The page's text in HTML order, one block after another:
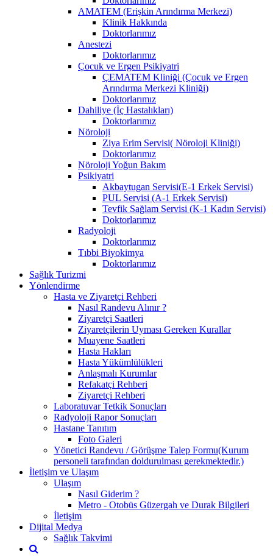
AMATEM (Erişkin Arındırma Merkezi)
Klinik Hakkında
Doktorlarımız
Anestezi
Doktorlarımız
Çocuk ve Ergen Psikiyatri
ÇEMATEM Kliniği (Çocuk ve Ergen
Arındırma Merkezi Kliniği)
Doktorlarımız
Dahiliye (İç Hastalıkları)
Doktorlarımız
Nöroloji
Ziya Erim Servisi( Nöroloji Kliniği)
Doktorlarımız
Nöroloji Yoğun Bakım
Psikiyatri
Akbaytugan Servisi(E-1 Erkek Servisi)
PUL Servisi (A-1 Erkek Servisi)
Tevfik Sağlam Servisi (K-1 Kadın Servisi)
Doktorlarımız
Radyoloji
Doktorlarımız
Tıbbi Biyokimya
Doktorlarımız
Sağlık Turizmi
Yönlendirme
Hasta ve Ziyaretçi Rehberi
Nasıl Randevu Alınır ?
Ziyaretçi Saatleri
Ziyaretçilerin Uyması Gereken Kurallar
Muayene Saatleri
Hasta Hakları
Hasta Yükümlülükleri
Anlaşmalı Kurumlar
Refakatçi Rehberi
Ziyaretçi Rehberi
Laboratuvar Tetkik Sonuçları
Radyoloji Rapor Sonuçları
Hastane Tanıtım
Foto Galeri
Yönetici Randevu / Görüşme Talep Formu(Kurum
personeli tarafından doldurulması gerekmektedir.)
İletişim ve Ulaşım
Ulaşım
Nasıl Giderim ?
Metro - Otobüs Güzergah ve Durak Bilgileri
İletişim
Dijital Medya
Sağlık Takvimi